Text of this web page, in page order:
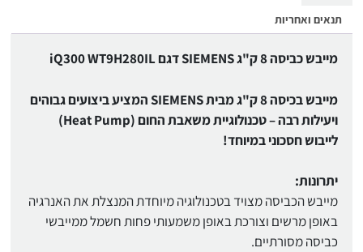
תנאים ואחריות
מייבש כביסה 8 ק"ג SIEMENS דגם iQ300 WT9H280IL
מייבש בכיסה 8 ק"ג מבית SIEMENS המציע ביצועים גבוהים
ויעילות רבה – טכנולוגיית משאבת החום (Heat Pump)
לייבוש חסכוני במיוחד!
יתרונות:
מייבש הכביסה מצויד בטכנולוגיה מיוחדת המנצלת את האנרגיה
באופן מרשים וצורכת באופן משמעותי פחות חשמל ממייבשי
כביסה מסורתיים.